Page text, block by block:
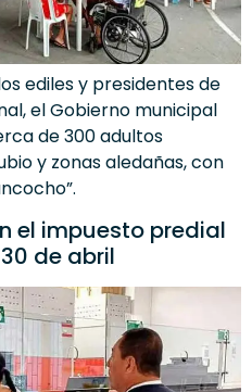
ediles y presidentes de
el Gobierno municipal
de 300 adultos
y zonas aledañas, con
el impuesto predial
de abril